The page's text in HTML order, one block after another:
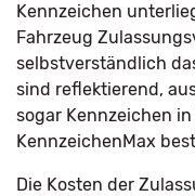
Kennzeichen
Fahrzeug
selbstverständlich
sind reflektierend,
sogar Kennzeichen
KennzeichenMax
Die Kosten der